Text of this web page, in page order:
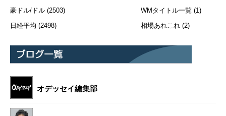
豪ドル/ドル (2503)
日経平均 (2498)
WMタイトル一覧 (1)
相場あれこれ (2)
オデッセイ編集部